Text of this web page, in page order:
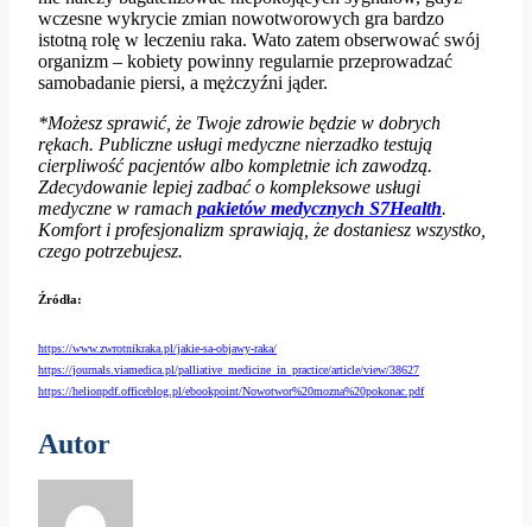
wczesne wykrycie zmian nowotworowych gra bardzo
istotną rolę w leczeniu raka. Wato zatem obserwować swój
organizm – kobiety powinny regularnie przeprowadzać
samobadanie piersi, a mężczyźni jąder.
*Możesz sprawić, że Twoje zdrowie będzie w dobrych
rękach. Publiczne usługi medyczne nierzadko testują
cierpliwość pacjentów albo kompletnie ich zawodzą.
Zdecydowanie lepiej zadbać o kompleksowe usługi
medyczne w ramach pakietów medycznych S7Health.
Komfort i profesjonalizm sprawiają, że dostaniesz wszystko,
czego potrzebujesz.
Źródła:
https://www.zwrotnikraka.pl/jakie-sa-objawy-raka/
https://journals.viamedica.pl/palliative_medicine_in_practice/article/view/38627
https://helionpdf.officeblog.pl/ebookpoint/Nowotwor%20mozna%20pokonac.pdf
Autor